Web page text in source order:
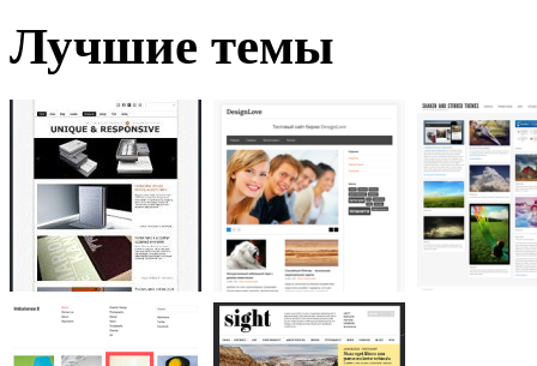
Лучшие темы